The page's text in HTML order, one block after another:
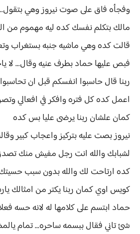
وفجأه فاق على صوت نيروز وهي
مالك بتكلم نفسك كده ليه مهموم من
قالت كده وهي ماشيه جنبه بستغراب
فبص عليها حماد بطرف عنيه وقال...
ربنا قال حاسبوا انفسكم قبل ان
اعمل كده كل فتره وافكر في افعالي
كمان علشان ربنا يرضى عليا بس كده
نيروز بصت عليه بتركيز واعجاب كبير
لشبابك والله انت رجل مفيش منك
كده ارتاحت لك والله بدون سبب
كويس اوي كمان ربنا يكتر من امثالك
حماد ابتسم على كلامها له لانه حسه
شئ تاني فقال ببسمه ساحره... تمام